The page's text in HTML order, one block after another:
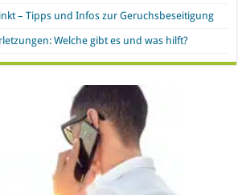
– Tipps und Infos zur Geruchsbeseitigung
Welche gibt es und was hilft?